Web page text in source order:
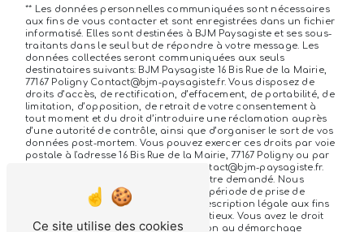
** Les données personnelles communiquées sont nécessaires
aux fins de vous contacter et sont enregistrées dans un fichier
informatisé. Elles sont destinées à BJM Paysagiste et ses sous-
traitants dans le seul but de répondre à votre message. Les
données collectées seront communiquées aux seuls
destinataires suivants: BJM Paysagiste 16 Bis Rue de la Mairie,
77167 Poligny Contact@bjm-paysagiste.fr. Vous disposez de
droits d’accès, de rectification, d’effacement, de portabilité, de
limitation, d’opposition, de retrait de votre consentement à
tout moment et du droit d’introduire une réclamation auprès
d’une autorité de contrôle, ainsi que d’organiser le sort de vos
données post-mortem. Vous pouvez exercer ces droits par voie
postale à l'adresse 16 Bis Rue de la Mairie, 77167 Poligny ou par
courrier électronique à l'adresse Contact@bjm-paysagiste.fr.
Un justificatif d'identité pourra vous être demandé. Nous
conservons vos données pendant la période de prise de
contact puis pendant la durée de prescription légale aux fins
probatoires et de gestion des contentieux. Vous avez le droit
de vous inscrire sur la liste d'opposition au démarchage
Ce site utilise des cookies